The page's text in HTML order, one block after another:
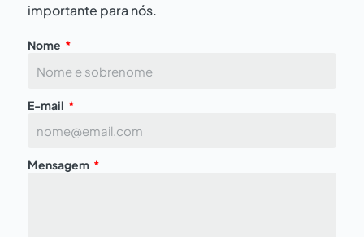
importante para nós.
Nome
E-mail
Mensagem